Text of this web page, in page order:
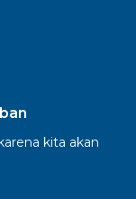
kita akan